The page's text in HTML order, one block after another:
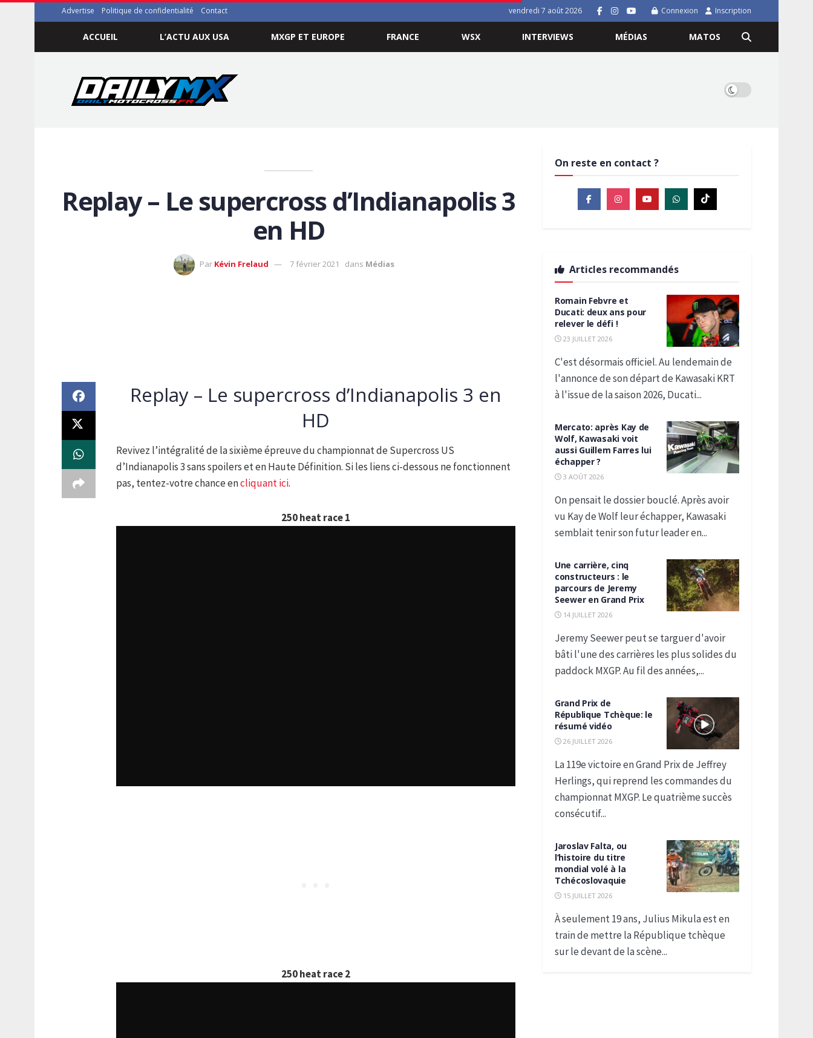
Advertise Politique de confidentialité Contact vendredi 7 août 2026 Connexion Inscription
ACCUEIL L’ACTU AUX USA MXGP ET EUROPE FRANCE WSX INTERVIEWS MÉDIAS MATOS
Replay – Le supercross d’Indianapolis 3
en HD
Par Kévin Frelaud 7 février 2021 dans Médias
Replay – Le supercross d’Indianapolis 3 en
HD
Revivez l’intégralité de la sixième épreuve du championnat de Supercross US
d’Indianapolis 3 sans spoilers et en Haute Définition. Si les liens ci-dessous ne fonctionnent
pas, tentez-votre chance encliquant ici.
250 heat race 1
250 heat race 2
On reste en contact ?
Articles recommandés
Romain Febvre et
Ducati: deux ans pour
relever le défi !
23 JUILLET 2026
C'est désormais officiel. Au lendemain de
l'annonce de son départ de Kawasaki KRT
à l'issue de la saison 2026, Ducati...
Mercato: après Kay de
Wolf, Kawasaki voit
aussi Guillem Farres lui
échapper ?
3 AOÛT 2026
On pensait le dossier bouclé. Après avoir
vu Kay de Wolf leur échapper, Kawasaki
semblait tenir son futur leader en...
Une carrière, cinq
constructeurs : le
parcours de Jeremy
Seewer en Grand Prix
14 JUILLET 2026
Jeremy Seewer peut se targuer d'avoir
bâti l'une des carrières les plus solides du
paddock MXGP. Au fil des années,...
Grand Prix de
République Tchèque: le
résumé vidéo
26 JUILLET 2026
La 119e victoire en Grand Prix de Jeffrey
Herlings, qui reprend les commandes du
championnat MXGP. Le quatrième succès
consécutif...
Jaroslav Falta, ou
l’histoire du titre
mondial volé à la
Tchécoslovaquie
15 JUILLET 2026
À seulement 19 ans, Julius Mikula est en
train de mettre la République tchèque
sur le devant de la scène...